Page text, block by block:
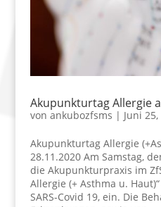
Akupunkturtag Allergie
von ankubozfsms | Juni
Akupunkturtag Allergie
28.11.2020 Am Samstag,
die Akupunkturpraxis im
Allergie (+ Asthma u.
SARS-Covid 19, ein. Die